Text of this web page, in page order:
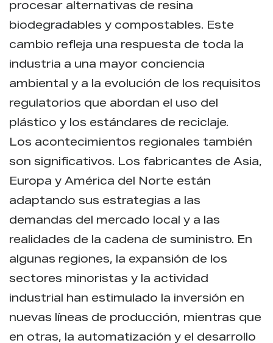
procesar alternativas de resina
biodegradables y compostables. Este
cambio refleja una respuesta de toda la
industria a una mayor conciencia
ambiental y a la evolución de los requisitos
regulatorios que abordan el uso del
plástico y los estándares de reciclaje.
Los acontecimientos regionales también
son significativos. Los fabricantes de Asia,
Europa y América del Norte están
adaptando sus estrategias a las
demandas del mercado local y a las
realidades de la cadena de suministro. En
algunas regiones, la expansión de los
sectores minoristas y la actividad
industrial han estimulado la inversión en
nuevas líneas de producción, mientras que
en otras, la automatización y el desarrollo